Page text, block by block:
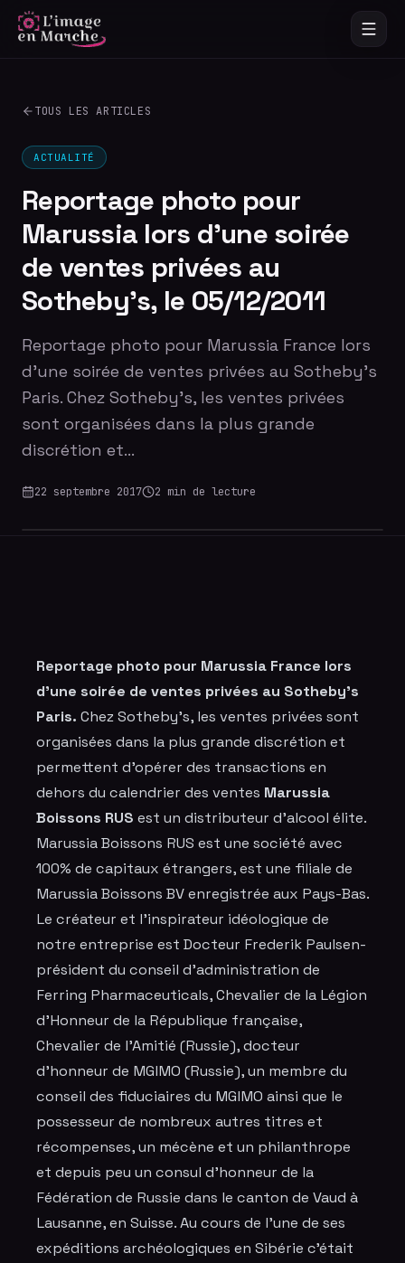
TOUS LES ARTICLES
ACTUALITÉ
Reportage photo pour
Marussia lors d'une soirée
de ventes privées au
Sotheby's, le 05/12/2011
Reportage photo pour Marussia France lors
d'une soirée de ventes privées au Sotheby's
Paris. Chez Sotheby's, les ventes privées
sont organisées dans la plus grande
discrétion et…
22 septembre 2017 2 min de lecture
Reportage photo pour Marussia France lors
d'une soirée de ventes privées au Sotheby's
Paris. Chez Sotheby's, les ventes privées sont
organisées dans la plus grande discrétion et
permettent d'opérer des transactions en
dehors du calendrier des ventes Marussia
Boissons RUS est un distributeur d'alcool élite.
Marussia Boissons RUS est une société avec
100% de capitaux étrangers, est une filiale de
Marussia Boissons BV enregistrée aux Pays-Bas.
Le créateur et l'inspirateur idéologique de
notre entreprise est Docteur Frederik Paulsen-
président du conseil d'administration de
Ferring Pharmaceuticals, Chevalier de la Légion
d'Honneur de la République française,
Chevalier de l'Amitié (Russie), docteur
d'honneur de MGIMO (Russie), un membre du
conseil des fiduciaires du MGIMO ainsi que le
possesseur de nombreux autres titres et
récompenses, un mécène et un philanthrope
et depuis peu un consul d'honneur de la
Fédération de Russie dans le canton de Vaud à
Lausanne, en Suisse. Au cours de l'une de ses
expéditions archéologiques en Sibérie c'était